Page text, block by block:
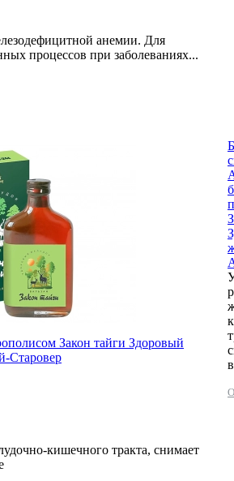
анемии. Для
процессов при заболеваниях...
Закон тайги Здоровый
Старовер
кишечного тракта, снимает